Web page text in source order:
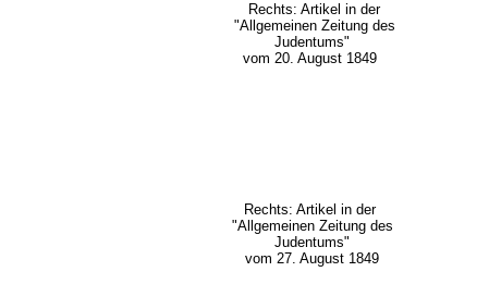
Rechts: Artikel in der
"Allgemeinen Zeitung des
Judentums"
vom 20. August 1849
Rechts: Artikel in der
"Allgemeinen Zeitung des
Judentums"
vom 27. August 1849